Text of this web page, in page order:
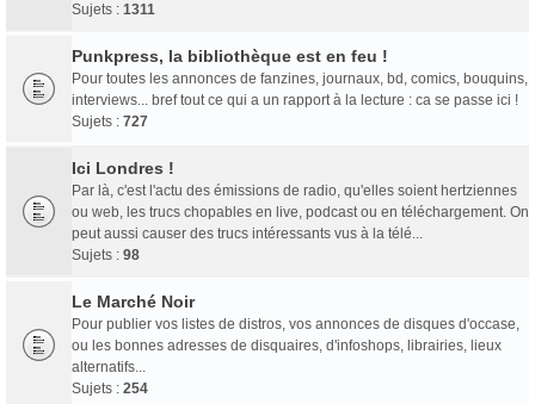
Sujets : 1311
Punkpress, la bibliothèque est en feu !
Pour toutes les annonces de fanzines, journaux, bd, comics, bouquins,
interviews... bref tout ce qui a un rapport à la lecture : ca se passe ici !
Sujets : 727
Ici Londres !
Par là, c'est l'actu des émissions de radio, qu'elles soient hertziennes
ou web, les trucs chopables en live, podcast ou en téléchargement. On
peut aussi causer des trucs intéressants vus à la télé...
Sujets : 98
Le Marché Noir
Pour publier vos listes de distros, vos annonces de disques d'occase,
ou les bonnes adresses de disquaires, d'infoshops, librairies, lieux
alternatifs...
Sujets : 254